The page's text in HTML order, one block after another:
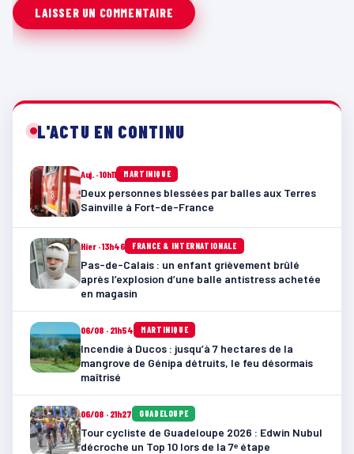
L'ACTU EN CONTINU
Auj. · 10h11 MARTINIQUE
Deux personnes blessées par balles aux Terres
Sainville à Fort-de-France
Hier · 13h46 FRANCE & INTERNATIONALE
Pas-de-Calais : un enfant grièvement brûlé
après l’explosion d’une balle antistress achetée
en magasin
06/08 · 21h54 MARTINIQUE
Incendie à Ducos : jusqu’à 7 hectares de la
mangrove de Génipa détruits, le feu désormais
maîtrisé
06/08 · 21h27 GUADELOUPE
Tour cycliste de Guadeloupe 2026 : Edwin Nubul
décroche un Top 10 lors de la 7ᵉ étape